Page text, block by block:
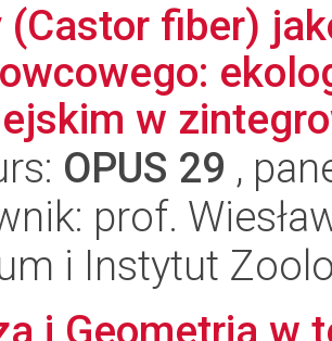
(Castor fiber)
w
OPUS 29 ,
prof.
i Instytut
i Geometria w